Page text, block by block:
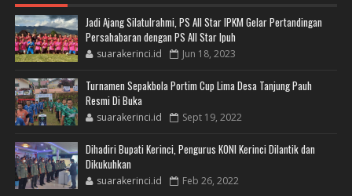
Jadi Ajang Silatulrahmi, PS All Star IPKM Gelar Pertandingan
Persahabaran dengan PS All Star Ipuh
suarakerinci.id Jun 18, 2023
Turnamen Sepakbola Portim Cup Lima Desa Tanjung Pauh
Resmi Di Buka
suarakerinci.id Sept 19, 2022
Dihadiri Bupati Kerinci, Pengurus KONI Kerinci Dilantik dan
Dikukuhkan
suarakerinci.id Feb 26, 2022